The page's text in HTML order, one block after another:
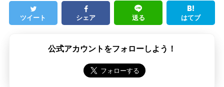
ツイート シェア 送る はてブ
公式アカウントをフォローしよう！